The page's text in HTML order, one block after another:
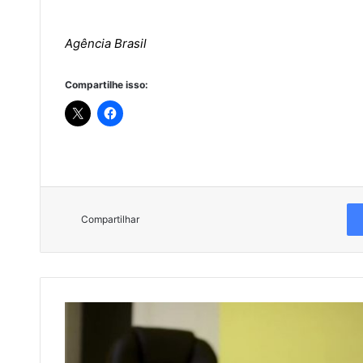
Agência Brasil
Compartilhe isso:
Compartilhar